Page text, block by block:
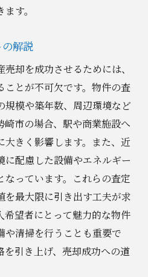
す。
解説
却を成功させるためには、
ことが不可欠です。物件の査
規模や築年数、周辺環境など
崎市の場合、駅や商業施設へ
大きく影響します。また、近
配慮した設備やエネルギー
っています。これらの査定
を最大限に引き出す工夫が求
希望者にとって魅力的な物件
や清掃を行うことも重要で
を引き上げ、売却成功への道